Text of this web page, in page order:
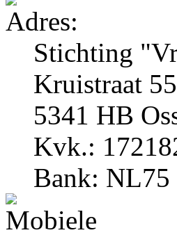
Stichting
Kruistraat 55
5341 HB
Kvk.:
Bank: